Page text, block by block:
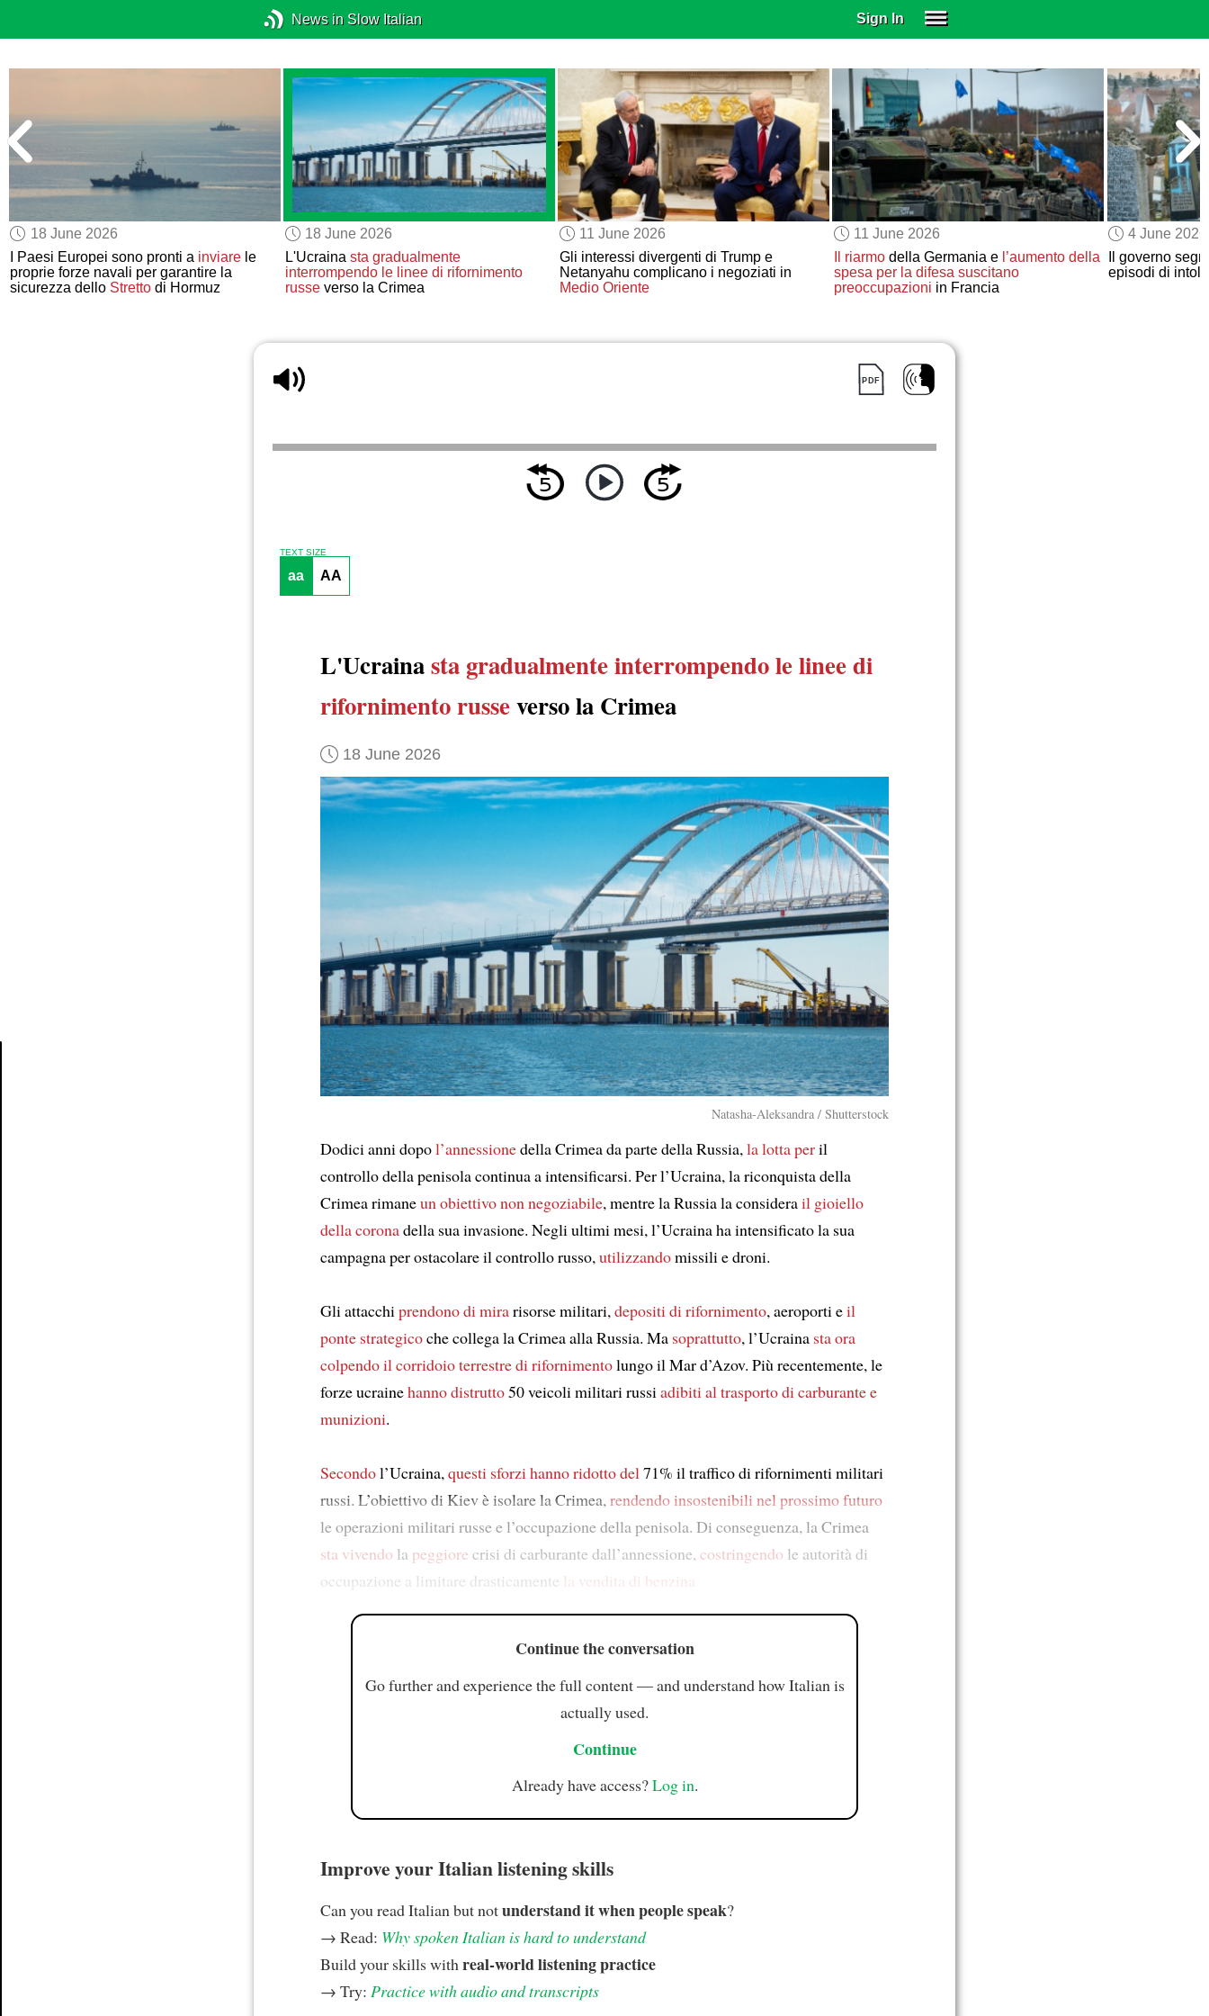
News in Slow Italian Sign In
SUBSCRIBE
EDUCATIONAL LICENSES
GIFT CARDS
OTHER LANGUAGES
ABOUT US
ALEXA
ADJUST COLORS
18 June 2026
I Paesi Europei sono pronti a inviare le
proprie forze navali per garantire la
sicurezza dello Stretto di Hormuz
18 June 2026
L'Ucraina sta gradualmente
interrompendo le linee di rifornimento
russeverso la Crimea
11 June 2026
Gli interessi divergenti di Trump e
Netanyahu complicano i negoziati in
Medio Oriente
11 June 2026
Il riarmodella Germania e l’aumento della
spesa per la difesa suscitano
preoccupazioni in Francia
4 June 2026
Il governo
episodi di
TEXT SIZE
aa AA
L'Ucrainasta gradualmente interrompendole linee di
rifornimento russeverso la Crimea
18 June 2026
Natasha-Aleksandra / Shutterstock
Dodici anni dopol’annessionedella Crimea da parte della Russia,la lotta peril
controllo della penisola continua a intensificarsi. Per l’Ucraina, la riconquista della
Crimea rimaneun obiettivo non negoziabile, mentre la Russia la considerail gioiello
della coronadella sua invasione. Negli ultimi mesi, l’Ucraina ha intensificato la sua
campagna per ostacolare il controllo russo,utilizzandomissili e droni.
Gli attacchiprendono di mirarisorse militari,depositi di rifornimento, aeroporti eil
ponte strategicoche collega la Crimea alla Russia. Ma soprattutto, l’Ucraina sta ora
colpendo il corridoio terrestre di rifornimentolungo il Mar d’Azov. Più recentemente, le
forze ucrainehanno distrutto50 veicoli militari russiadibiti al trasporto di carburante e
munizioni.
Secondol’Ucraina,questi sforzi hanno ridotto del71% il traffico di rifornimenti militari
russi. L’obiettivo di Kiev è isolare la Crimea,rendendo insostenibili nel prossimo futuro
le operazioni militari russe e l’occupazione della penisola. Di conseguenza, la Crimea
sta vivendo la peggiore crisi di carburante dall’annessione, costringendo le autorità di
occupazione a limitare drasticamente la vendita di benzina
Continue the conversation
Go further and experience the full content — and understand how Italian is
actually used.
Continue
Already have access?Log in.
Improve your Italian listening skills
Can you read Italian but notunderstand it when people speak?
→ Read: Why spoken Italian is hard to understand
Build your skills with real-world listening practice
→ Try: Practice with audio and transcripts